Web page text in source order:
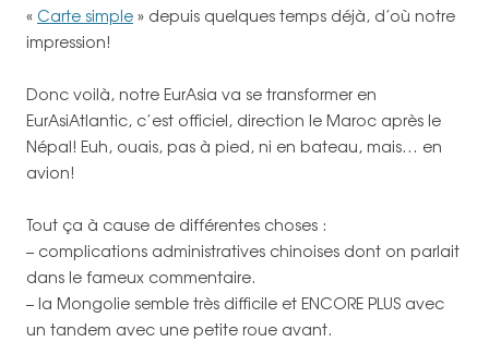
« Carte simple » depuis quelques temps déjà, d’où notre
impression!
Donc voilà, notre EurAsia va se transformer en
EurAsiAtlantic, c’est officiel, direction le Maroc après le
Népal! Euh, ouais, pas à pied, ni en bateau, mais… en
avion!
Tout ça à cause de différentes choses :
– complications administratives chinoises dont on parlait
dans le fameux commentaire.
– la Mongolie semble très difficile et ENCORE PLUS avec
un tandem avec une petite roue avant.